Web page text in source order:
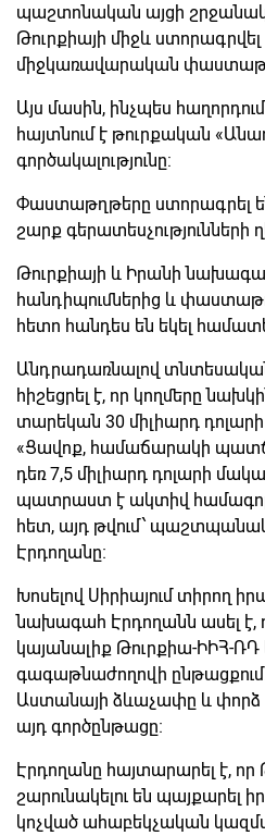
պաշտոնական այցի
Թուրքիայի միջև
միջկառավարական
Այս մասին, ինչպես
հայտնում է թուրքական
գործակալությունը:
Փաստաթղթերը ստորագրել են
շարք գերատեսչությունների
Թուրքիայի և Իրանի
հանդիպումներից և
հետո հանդես են եկել
Անդրադառնալով
հիշեցրել է, որ կողմերը
տարեկան 30 միլիարդ
«Ցավոք, համաճարակի
դեռ 7,5 միլիարդ դոլարի
պատրաստ է ակտիվ
հետ, այդ թվում՝
Էրդողանը։
Խոսելով Սիրիայում տիրող
նախագահ Էրդողանն ասել է,
կայանալիք Թուրքիա-ԻԻՀ-ՌԴ
գագաթնաժողովի
Աստանայի ձևաչափը և փորձ
այդ գործընթացը։
Էրդողանը հայտարարել է, որ
շարունակելու են պայքարել
կոչված ահաբեկչական